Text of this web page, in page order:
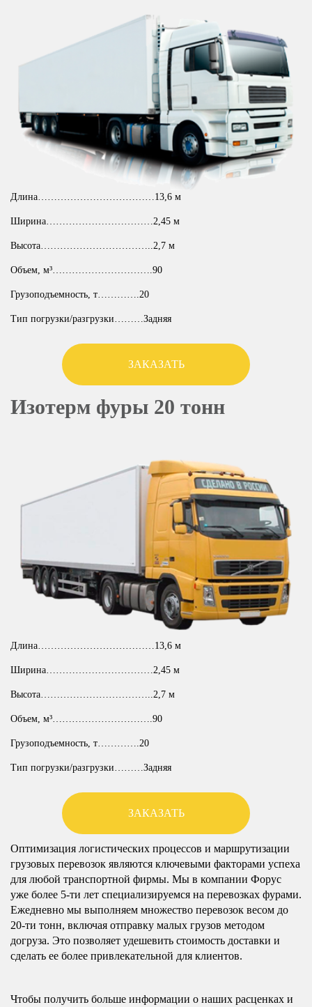
Длина………………………………13,6 м
Ширина……………………………2,45 м
Высота……………………………..2,7 м
Объем, м³………………………….90
Грузоподъемность, т………….20
Тип погрузки/разгрузки………Задняя
ЗАКАЗАТЬ
Изотерм фуры 20 тонн
Длина………………………………13,6 м
Ширина……………………………2,45 м
Высота……………………………..2,7 м
Объем, м³………………………….90
Грузоподъемность, т………….20
Тип погрузки/разгрузки………Задняя
ЗАКАЗАТЬ
Оптимизация логистических процессов и маршрутизации
грузовых перевозок являются ключевыми факторами успеха
для любой транспортной фирмы. Мы в компании Форус
уже более 5-ти лет специализируемся на перевозках фурами.
Ежедневно мы выполняем множество перевозок весом до
20-ти тонн, включая отправку малых грузов методом
догруза. Это позволяет удешевить стоимость доставки и
сделать ее более привлекательной для клиентов.
Чтобы получить больше информации о наших расценках и